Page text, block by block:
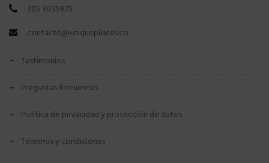
305 3035925
contacto@uniquepilates.co
testimonios
preguntas frecuentes
política de privacidad y protección de datos
términos y condiciones